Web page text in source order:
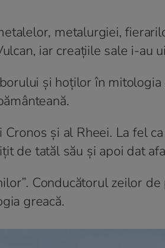
metalurgiei,
iar creațiile sale i-au
și hoților în
și al Rheei. La fel
de tatăl său și apoi dat
Conducătorul zeilor
greacă.